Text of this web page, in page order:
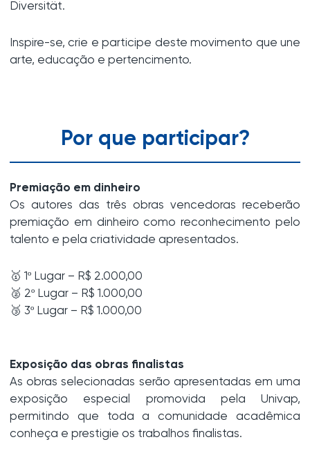
Diversität.
Inspire-se, crie e participe deste movimento que une
arte, educação e pertencimento.
Por que participar?
Premiação em dinheiro
Os autores das três obras vencedoras receberão
premiação em dinheiro como reconhecimento pelo
talento e pela criatividade apresentados.
🥇 1º Lugar – R$ 2.000,00
🥈 2º Lugar – R$ 1.000,00
🥉 3º Lugar – R$ 1.000,00
Exposição das obras finalistas
As obras selecionadas serão apresentadas em uma
exposição especial promovida pela Univap,
permitindo que toda a comunidade acadêmica
conheça e prestigie os trabalhos finalistas.